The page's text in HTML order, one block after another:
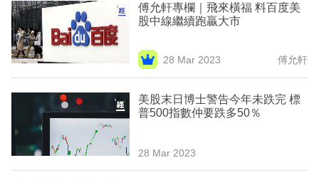
業
技
職
場
生
傅允軒專欄｜飛來橫福 料百度美
股中線繼續跑贏大市
28 Mar 2023 傅允軒
美股末日博士警告今年未跌完 標
普500指數仲要跌多50％
28 Mar 2023